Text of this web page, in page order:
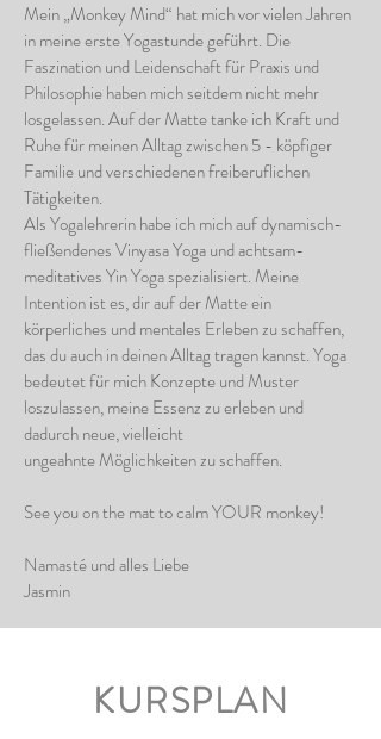
Mein „Monkey Mind“ hat mich vor vielen Jahren
in meine erste Yogastunde geführt. Die
Faszination und Leidenschaft für Praxis und
Philosophie haben mich seitdem nicht mehr
losgelassen. Auf der Matte tanke ich Kraft und
Ruhe für meinen Alltag zwischen 5 - köpfiger
Familie und verschiedenen freiberuflichen
Tätigkeiten.
Als Yogalehrerin habe ich mich auf dynamisch-
fließendenes Vinyasa Yoga und achtsam-
meditatives Yin Yoga spezialisiert. Meine
Intention ist es, dir auf der Matte ein
körperliches und mentales Erleben zu schaffen,
das du auch in deinen Alltag tragen kannst. Yoga
bedeutet für mich Konzepte und Muster
loszulassen, meine Essenz zu erleben und
dadurch neue, vielleicht
ungeahnte Möglichkeiten zu schaffen.
See you on the mat to calm YOUR monkey!
Namasté und alles Liebe
Jasmin
KURSPLAN